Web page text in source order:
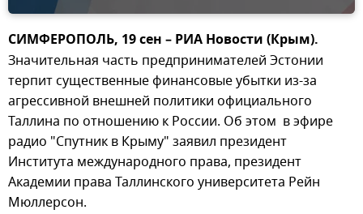
СИМФЕРОПОЛЬ, 19 сен – РИА Новости (Крым).
Значительная часть предпринимателей Эстонии
терпит существенные финансовые убытки из-за
агрессивной внешней политики официального
Таллина по отношению к России. Об этом в эфире
радио "Спутник в Крыму" заявил президент
Института международного права, президент
Академии права Таллинского университета Рейн
Мюллерсон.